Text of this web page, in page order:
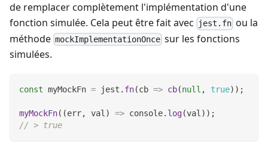
de remplacer complètement l'implémentation d'une
fonction simulée. Cela peut être fait avec
jest.fn ou la
méthode mockImplementationOnce sur les fonctions
simulées.
const myMockFn = jest . fn(cb => cb(null , true) ) ;
myMockFn( (err, val ) => console. log(val ) ) ;
// > true